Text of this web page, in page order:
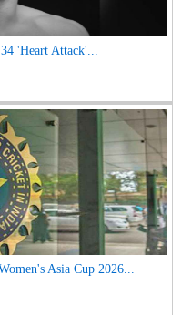
'Heart Attack'...
Asia Cup 2026...